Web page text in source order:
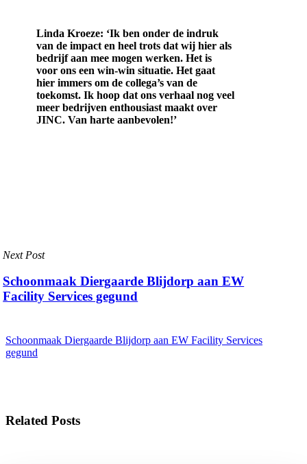
Linda Kroeze: ‘Ik ben onder de indruk
van de impact en heel trots dat wij hier als
bedrijf aan mee mogen werken. Het is
voor ons een win-win situatie. Het gaat
hier immers om de collega’s van de
toekomst. Ik hoop dat ons verhaal nog veel
meer bedrijven enthousiast maakt over
JINC. Van harte aanbevolen!’
Next Post
Schoonmaak Diergaarde Blijdorp aan EW
Facility Services gegund
Schoonmaak Diergaarde Blijdorp aan EW Facility Services
gegund
Related Posts